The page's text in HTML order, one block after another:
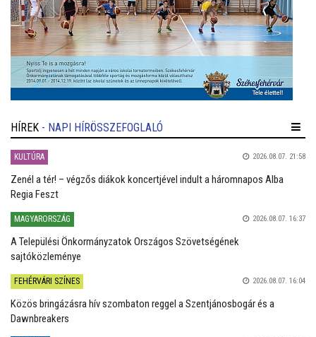
HÍREK - NAPI HÍRÖSSZEFOGLALÓ
KULTÚRA 2026.08.07. 21:58
Zenél a tér! – végzős diákok koncertjével indult a háromnapos Alba
Regia Feszt
MAGYARORSZÁG 2026.08.07. 16:37
A Települési Önkormányzatok Országos Szövetségének
sajtóközleménye
FEHÉRVÁRI SZÍNES 2026.08.07. 16:04
Közös bringázásra hív szombaton reggel a Szentjánosbogár és a
Dawnbreakers